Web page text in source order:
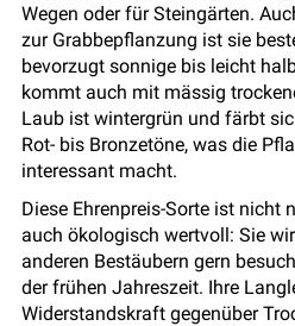
Wegen oder für Steingärten.
zur Grabbepflanzung ist sie
bevorzugt sonnige bis leicht
kommt auch mit mässig
Laub ist wintergrün und färbt
Rot- bis Bronzetöne, was die
interessant macht.
Diese Ehrenpreis-Sorte ist nicht
auch ökologisch wertvoll: Sie
anderen Bestäubern gern
der frühen Jahreszeit. Ihre
Widerstandskraft gegenüber